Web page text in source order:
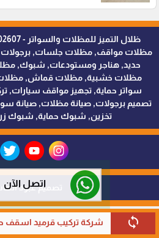
اتصل الآن
sync
الرياض شركة تركيب قرميد اسقف حي
مظلات مواقف, مظلات جلسات, برجولات
حديد, هناجر ومستودعات, شبوك,
مظلات خشبية, مظلات قماش,
سواتر حماية, تجهيز مواقف سيارات,
تصميم برجولات, صيانة مظلات, صيانة
تخزين, شبوك حماية, شبوك
تصميم عبود